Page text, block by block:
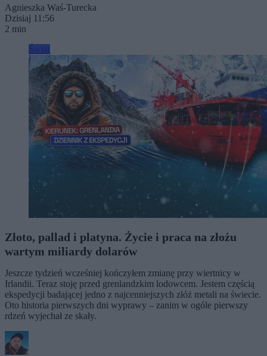
Agnieszka Waś-Turecka
Dzisiaj 11:56
2 min
Złoto, pallad i platyna. Życie i praca na złożu
wartym miliardy dolarów
Jeszcze tydzień wcześniej kończyłem zmianę przy wiertnicy w
Irlandii. Teraz stoję przed grenlandzkim lodowcem. Jestem częścią
ekspedycji badającej jedno z najcenniejszych złóż metali na świecie.
Oto historia pierwszych dni wyprawy – zanim w ogóle pierwszy
rdzeń wyjechał ze skały.